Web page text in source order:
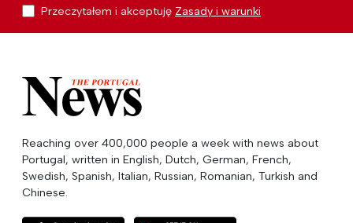
Przeczytałem i akceptuję Zasady i warunki
Reaching over 400,000 people a week with news about
Portugal, written in English, Dutch, German, French,
Swedish, Spanish, Italian, Russian, Romanian, Turkish and
Chinese.